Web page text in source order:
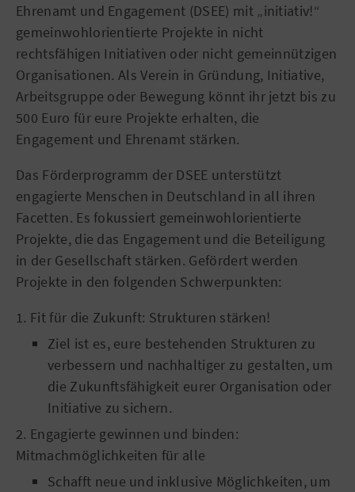
Ehrenamt und Engagement (DSEE) mit „initiativ!“
gemeinwohlorientierte Projekte in nicht
rechtsfähigen Initiativen oder nicht gemeinnützigen
Organisationen. Als Verein in Gründung, Initiative,
Arbeitsgruppe oder Bewegung könnt ihr jetzt bis zu
500 Euro für eure Projekte erhalten, die
Engagement und Ehrenamt stärken.
Das Förderprogramm der DSEE unterstützt
engagierte Menschen in Deutschland in all ihren
Facetten. Es fokussiert gemeinwohlorientierte
Projekte, die das Engagement und die Beteiligung
in der Gesellschaft stärken. Gefördert werden
Projekte in den folgenden Schwerpunkten:
1. Fit für die Zukunft: Strukturen stärken!
Ziel ist es, eure bestehenden Strukturen zu
verbessern und nachhaltiger zu gestalten, um
die Zukunftsfähigkeit eurer Organisation oder
Initiative zu sichern.
2. Engagierte gewinnen und binden:
Mitmachmöglichkeiten für alle
Schafft neue und inklusive Möglichkeiten, um